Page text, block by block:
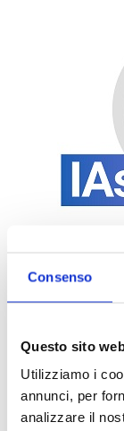
Consenso
Questo sito
Utilizziamo i
annunci, per
analizzare il